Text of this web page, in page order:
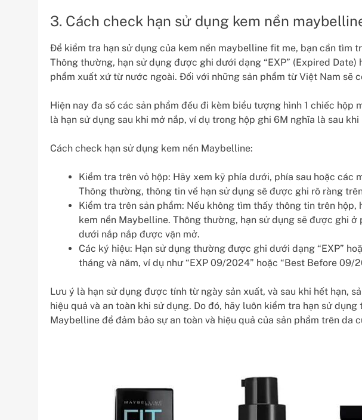
3. Cách check hạn sử dụng kem nền
Để kiểm tra hạn sử dụng của kem nền maybelline fit me, bạn cần tìm
Thông thường, hạn sử dụng được ghi dưới dạng “EXP” (Expired Date)
phẩm xuất xứ từ nước ngoài. Đối với những sản phẩm từ Việt Nam sẽ
Hiện nay đa số các sản phẩm đều đi kèm biểu tượng hình 1 chiếc hộp
là hạn sử dụng sau khi mở nắp, ví dụ trong hộp ghi 6M nghĩa là sau
Cách check hạn sử dụng kem nền Maybelline:
Kiểm tra trên vỏ hộp: Hãy xem kỹ phía dưới, phía sau hoặc các
Thông thường, thông tin về hạn sử dụng sẽ được ghi rõ ràng
Kiểm tra trên sản phẩm: Nếu không tìm thấy thông tin trên
kem nền Maybelline. Thông thường, hạn sử dụng sẽ được ghi
dưới nắp nắp được vặn mở.
Các ký hiệu: Hạn sử dụng thường được ghi dưới dạng “EXP”
tháng và năm, ví dụ như “EXP 09/2024” hoặc “Best Before 09/
Lưu ý là hạn sử dụng được tính từ ngày sản xuất, và sau khi hết hạn,
hiệu quả và an toàn khi sử dụng. Do đó, hãy luôn kiểm tra hạn sử
Maybelline để đảm bảo sự an toàn và hiệu quả của sản phẩm trên da